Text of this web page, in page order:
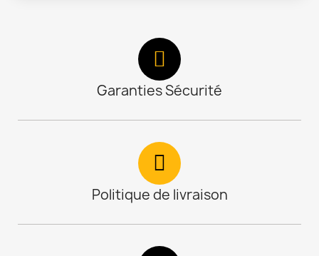
Garanties Sécurité
Politique de livraison